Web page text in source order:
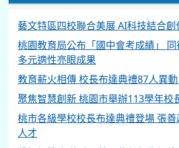
藝文特區四校聯合美展 AI科技結合創
桃園教育局公布「國中會考成績」
多元適性亮眼成果
教育薪火相傳 校長布達典禮87人異
聚焦智慧創新 桃園市舉辦113學年校
桃市各級學校校長布達典禮登場 張
人才